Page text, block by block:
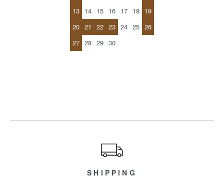
13 14 15 16 17 18 19
20 21 22 23 24 25 26
27 28 29 30
SHIPPING